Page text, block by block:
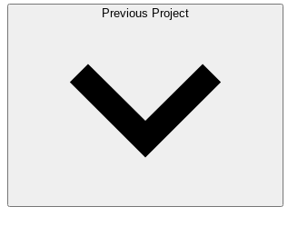
Previous Project